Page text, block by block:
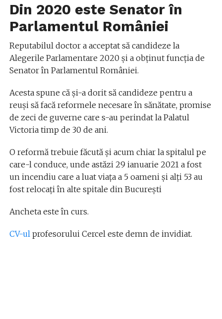
Din 2020 este Senator în
Parlamentul României
Reputabilul doctor a acceptat să candideze la
Alegerile Parlamentare 2020 și a obținut funcția de
Senator în Parlamentul României.
Acesta spune că și-a dorit să candideze pentru a
reuși să facă reformele necesare în sănătate, promise
de zeci de guverne care s-au perindat la Palatul
Victoria timp de 30 de ani.
O reformă trebuie făcută și acum chiar la spitalul pe
care-l conduce, unde astăzi 29 ianuarie 2021 a fost
un incendiu care a luat viața a 5 oameni și alți 53 au
fost relocați în alte spitale din București
Ancheta este în curs.
CV-ul profesorului Cercel este demn de invidiat.